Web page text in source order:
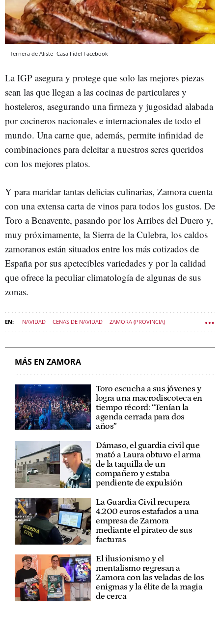
Ternera de Aliste Casa Fidel Facebook
La IGP asegura y protege que solo las mejores piezas
sean las que llegan a las cocinas de particulares y
hosteleros, asegurando una firmeza y jugosidad alabada
por cocineros nacionales e internacionales de todo el
mundo. Una carne que, además, permite infinidad de
combinaciones para deleitar a nuestros seres queridos
con los mejores platos.
Y para maridar tantas delicias culinarias, Zamora cuenta
con una extensa carta de vinos para todos los gustos. De
Toro a Benavente, pasando por los Arribes del Duero y,
muy próximamente, la Sierra de la Culebra, los caldos
zamoranos están situados entre los más cotizados de
España por sus apetecibles variedades y por la calidad
que ofrece la peculiar climatología de algunas de sus
zonas.
NAVIDAD CENAS DE NAVIDAD ZAMORA (PROVINCIA)
MÁS EN ZAMORA
Toro escucha a sus jóvenes y
logra una macrodiscoteca en
tiempo récord: “Tenían la
agenda cerrada para dos
años”
Dámaso, el guardia civil que
mató a Laura obtuvo el arma
de la taquilla de un
compañero y estaba
pendiente de expulsión
La Guardia Civil recupera
4.200 euros estafados a una
empresa de Zamora
mediante el pirateo de sus
facturas
El ilusionismo y el
mentalismo regresan a
Zamora con las veladas de los
enigmas y la élite de la magia
de cerca